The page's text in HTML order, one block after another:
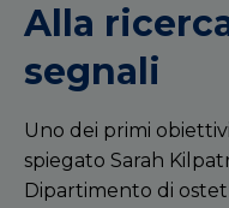
Alla
segnali
Uno dei primi
spiegato Sarah
Dipartimento di